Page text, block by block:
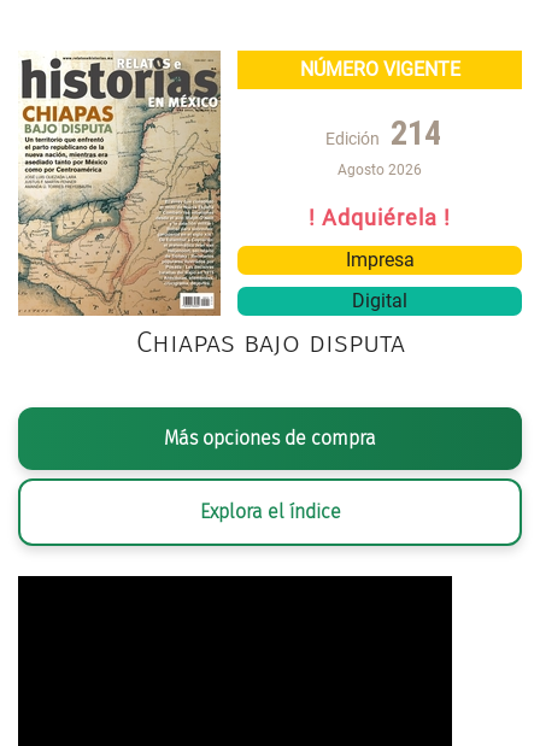
NÚMERO VIGENTE
Edición 214
Agosto 2026
! Adquiérela !
Impresa
Digital
Chiapas bajo disputa
Más opciones de compra
Explora el índice